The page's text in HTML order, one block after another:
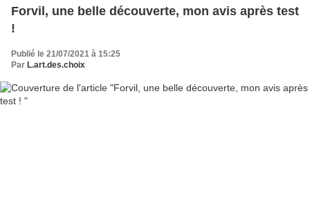
Forvil, une belle découverte, mon avis après test
!
Publié le 21/07/2021 à 15:25
Par L.art.des.choix